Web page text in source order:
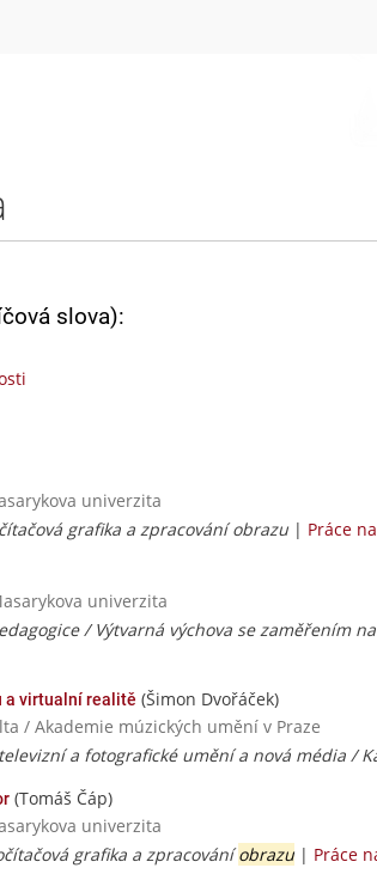
slova):
univerzita
grafika a zpracování obrazu | Práce
univerzita
/ Výtvarná výchova se zaměřením
a virtualní realitě (Šimon Dvořáček)
/ Akademie múzických umění v Praze
a fotografické umění a nová média /
(Tomáš Čáp)
univerzita
grafika a zpracováníobrazu| Práce